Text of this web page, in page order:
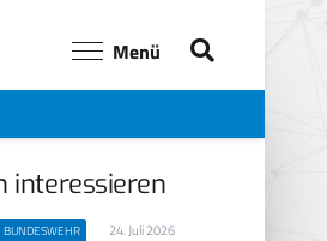
Menü
interessieren
BUNDESWEHR 24. Juli 2026